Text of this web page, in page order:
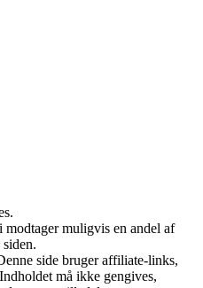
muligvis en andel af
side bruger affiliate-links,
må ikke gengives,